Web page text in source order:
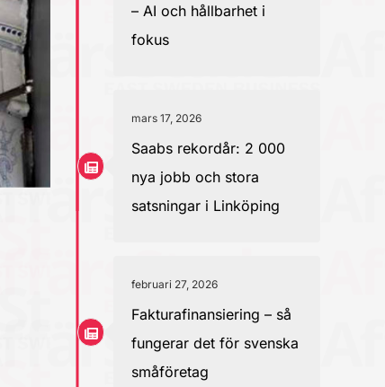
– AI och hållbarhet i
fokus
mars 17, 2026
Saabs rekordår: 2 000
nya jobb och stora
satsningar i Linköping
februari 27, 2026
Fakturafinansiering – så
fungerar det för svenska
småföretag